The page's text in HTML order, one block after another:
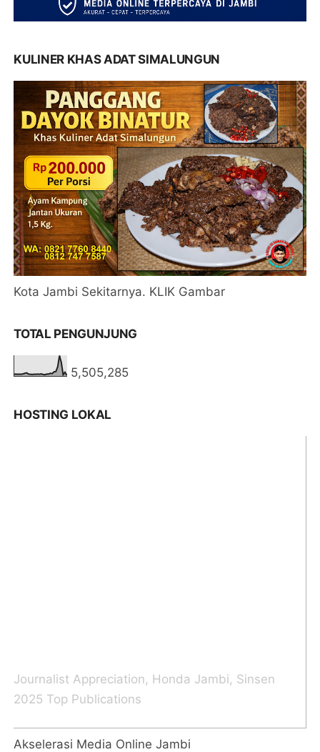
KULINER KHAS ADAT SIMALUNGUN
Kota Jambi Sekitarnya. KLIK Gambar
TOTAL PENGUNJUNG
5,505,285
HOSTING LOKAL
Akselerasi Media Online Jambi